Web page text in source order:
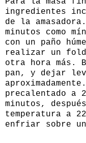
ingredientes
de la
minutos como
con un paño
realizar un
otra hora más.
pan, y dejar
precalentado a
minutos,
temperatura a
enfriar sobre